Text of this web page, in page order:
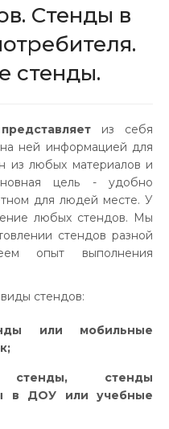
Стенды в
стенды.
из себя
ней информацией для
из любых материалов и
цель - удобно
для людей месте. У
любых стендов. Мы
стендов разной
опыт выполнения
стендов:
или мобильные
стенды, стенды
в ДОУ или учебные